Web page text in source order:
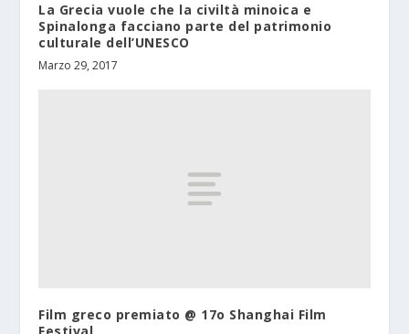
La Grecia vuole che la civiltà minoica e
Spinalonga facciano parte del patrimonio
culturale dell’UNESCO
Marzo 29, 2017
Film greco premiato @ 17o Shanghai Film